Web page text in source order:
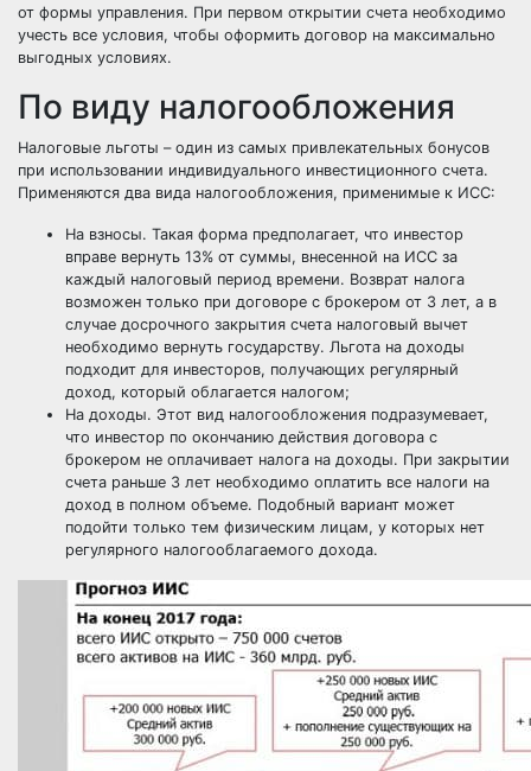
от формы управления. При первом открытии счета необходимо
учесть все условия, чтобы оформить договор на максимально
выгодных условиях.
По виду налогообложения
Налоговые льготы – один из самых привлекательных бонусов
при использовании индивидуального инвестиционного счета.
Применяются два вида налогообложения, применимые к ИСС:
На взносы. Такая форма предполагает, что инвестор
вправе вернуть 13% от суммы, внесенной на ИСС за
каждый налоговый период времени. Возврат налога
возможен только при договоре с брокером от 3 лет, а в
случае досрочного закрытия счета налоговый вычет
необходимо вернуть государству. Льгота на доходы
подходит для инвесторов, получающих регулярный
доход, который облагается налогом;
На доходы. Этот вид налогообложения подразумевает,
что инвестор по окончанию действия договора с
брокером не оплачивает налога на доходы. При закрытии
счета раньше 3 лет необходимо оплатить все налоги на
доход в полном объеме. Подобный вариант может
подойти только тем физическим лицам, у которых нет
регулярного налогооблагаемого дохода.